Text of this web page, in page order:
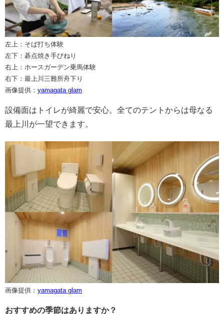
左上：そば打ち体験
左下：碁点焼き手びねり
右上：ホースガーデン乗馬体験
右下：最上川三難所舟下り
画像提供： yamagata glam
設備面はトイレが綺麗で安心。全てのテントからは母なる
最上川が一望できます。
画像提供： yamagata glam
おすすめの季節はありますか？